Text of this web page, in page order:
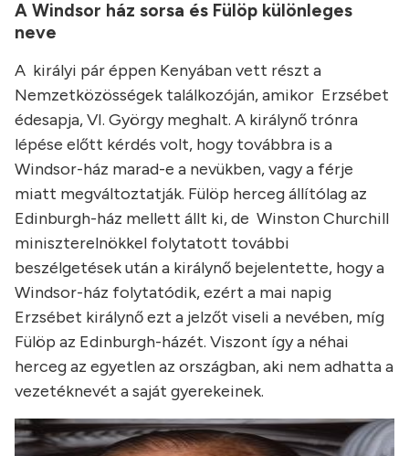
A Windsor ház sorsa és Fülöp különleges
neve
A királyi pár éppen Kenyában vett részt a
Nemzetközösségek találkozóján, amikor Erzsébet
édesapja, VI. György meghalt. A királynő trónra
lépése előtt kérdés volt, hogy továbbra is a
Windsor-ház marad-e a nevükben, vagy a férje
miatt megváltoztatják. Fülöp herceg állítólag az
Edinburgh-ház mellett állt ki, de Winston Churchill
miniszterelnökkel folytatott további
beszélgetések után a királynő bejelentette, hogy a
Windsor-ház folytatódik, ezért a mai napig
Erzsébet királynő ezt a jelzőt viseli a nevében, míg
Fülöp az Edinburgh-házét. Viszont így a néhai
herceg az egyetlen az országban, aki nem adhatta a
vezetéknevét a saját gyerekeinek.